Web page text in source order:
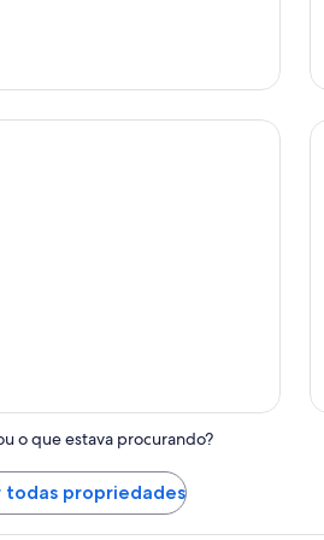
o que estava procurando?
propriedades